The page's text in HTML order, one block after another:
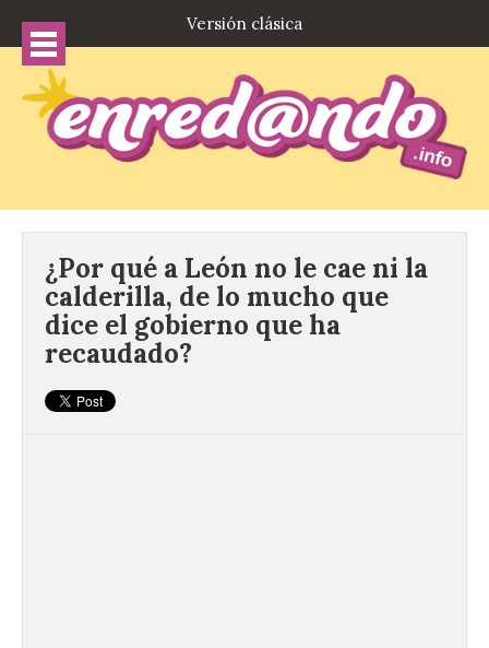
Versión clásica
¿Por qué a León no le cae ni la
calderilla, de lo mucho que
dice el gobierno que ha
recaudado?